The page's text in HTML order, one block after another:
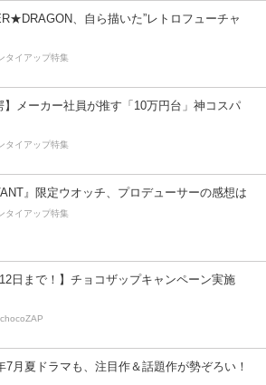
、自ら描いた”レトロフューチャ
タイアップ特集
】メーカー社員が推す「10万円台」神コスパ
タイアップ特集
』限定ウオッチ、プロデューサーの感想は
タイアップ特集
12日まで！】チョコザップキャンペーン実施
chocoZAP
7月夏ドラマも、注目作＆話題作が勢ぞろい！